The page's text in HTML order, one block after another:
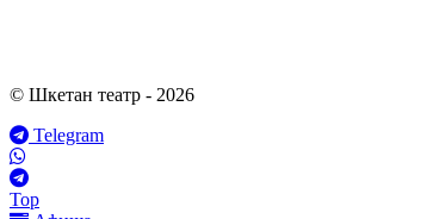
© Шкетан театр - 2026
Telegram
Top